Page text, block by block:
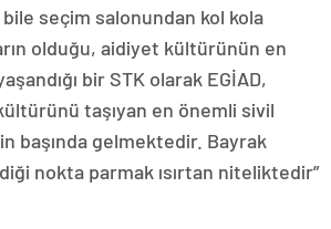
seçim salonundan kol kola
olduğu, aidiyet kültürünün en
bir STK olarak EGİAD,
taşıyan en önemli sivil
başında gelmektedir. Bayrak
nokta parmak ısırtan niteliktedir”